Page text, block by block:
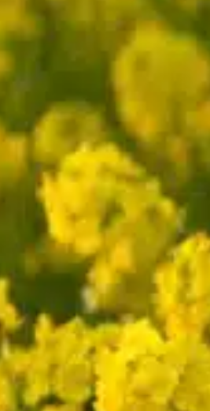
CERTIFIÉ 100% BIO
100% FIABLE
: GMP+ FSA et GMP+
FRA